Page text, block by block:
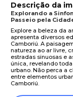
Descrição da
Explorando a
Passeio pela
Explore a beleza da
apresenta diversos
Camboriú. A
natureza ao ar livre,
estradas sinuosas e
única, revelando
urbano. Não perca a
entre elementos
Camboriú.